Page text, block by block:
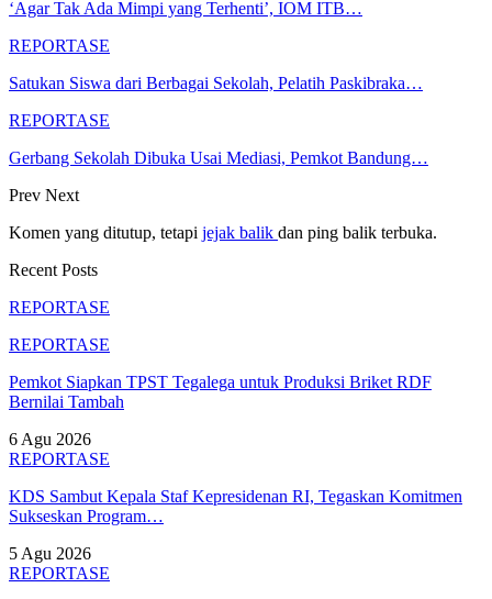
‘Agar Tak Ada Mimpi yang Terhenti’, IOM ITB…
REPORTASE
Satukan Siswa dari Berbagai Sekolah, Pelatih Paskibraka…
REPORTASE
Gerbang Sekolah Dibuka Usai Mediasi, Pemkot Bandung…
Prev Next
Komen yang ditutup, tetapi jejak balik dan ping balik terbuka.
Recent Posts
REPORTASE
REPORTASE
Pemkot Siapkan TPST Tegalega untuk Produksi Briket RDF
Bernilai Tambah
6 Agu 2026
REPORTASE
KDS Sambut Kepala Staf Kepresidenan RI, Tegaskan Komitmen
Sukseskan Program…
5 Agu 2026
REPORTASE